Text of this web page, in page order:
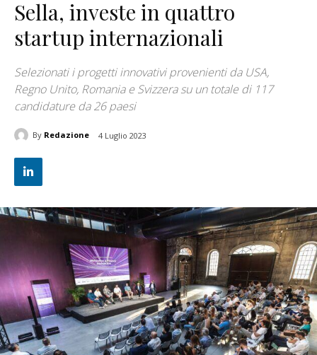
Sella, investe in quattro
startup internazionali
Selezionati i progetti innovativi provenienti da USA,
Regno Unito, Romania e Svizzera su un totale di 117
candidature da 26 paesi
By Redazione 4 Luglio 2023